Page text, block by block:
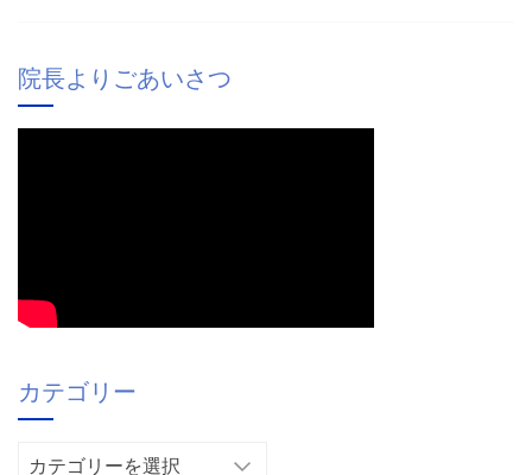
院長よりごあいさつ
カテゴリー